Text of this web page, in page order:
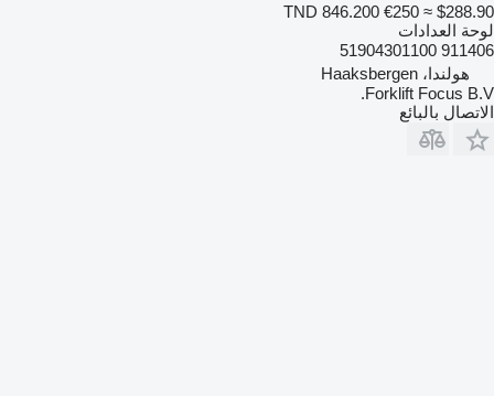
TND 846.200 €250 ≈ $288.90
لوحة العدادات
911406 51904301100
هولندا، Haaksbergen
Forklift Focus B.V.
الاتصال بالبائع